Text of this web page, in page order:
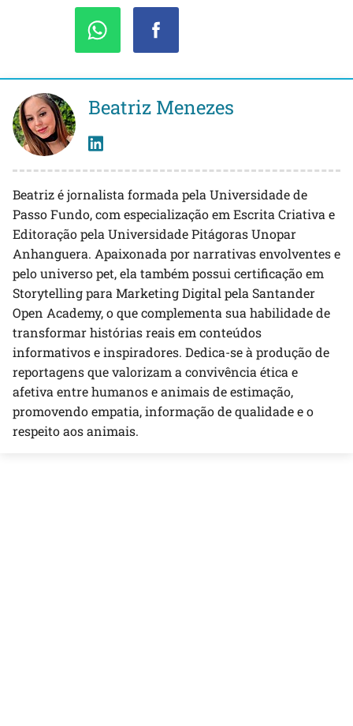
Beatriz Menezes
Beatriz é jornalista formada pela Universidade de
Passo Fundo, com especialização em Escrita Criativa e
Editoração pela Universidade Pitágoras Unopar
Anhanguera. Apaixonada por narrativas envolventes e
pelo universo pet, ela também possui certificação em
Storytelling para Marketing Digital pela Santander
Open Academy, o que complementa sua habilidade de
transformar histórias reais em conteúdos
informativos e inspiradores. Dedica-se à produção de
reportagens que valorizam a convivência ética e
afetiva entre humanos e animais de estimação,
promovendo empatia, informação de qualidade e o
respeito aos animais.